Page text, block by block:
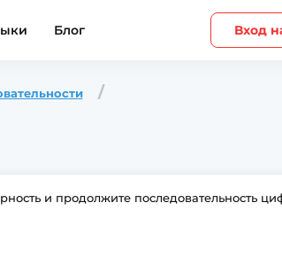
Блог Вход
и продолжите последовательность